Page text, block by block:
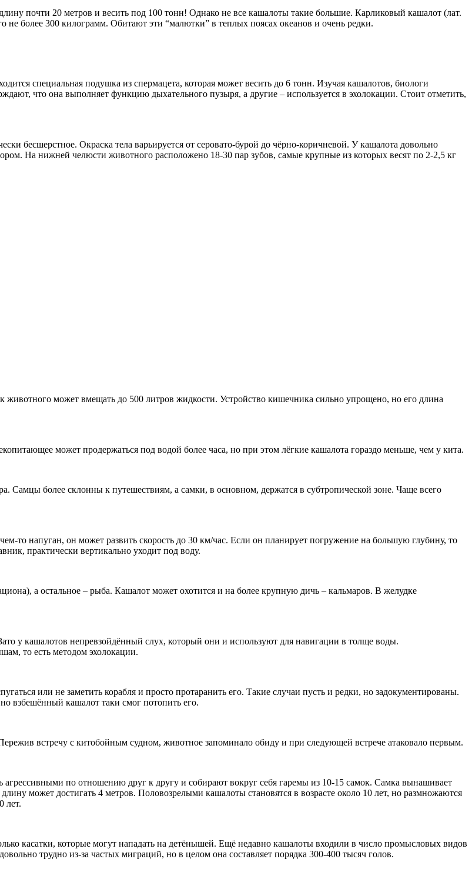
почти 20 метров и весить под 100 тонн! Однако не все кашалоты такие большие. Карликовый кашалот (лат.
не более 300 килограмм. Обитают эти “малютки” в теплых поясах океанов и очень редки.
специальная подушка из спермацета, которая может весить до 6 тонн. Изучая кашалотов, биологи
что она выполняет функцию дыхательного пузыря, а другие – используется в эхолокации. Стоит отметить,
бесшерстное. Окраска тела варьируется от серовато-бурой до чёрно-коричневой. У кашалота довольно
На нижней челюсти животного расположено 18-30 пар зубов, самые крупные из которых весят по 2-2,5 кг
животного может вмещать до 500 литров жидкости. Устройство кишечника сильно упрощено, но его длина
может продержаться под водой более часа, но при этом лёгкие кашалота гораздо меньше, чем у кита.
Самцы более склонны к путешествиям, а самки, в основном, держатся в субтропической зоне. Чаще всего
то напуган, он может развить скорость до 30 км/час. Если он планирует погружение на большую глубину, то
практически вертикально уходит под воду.
а остальное – рыба. Кашалот может охотится и на более крупную дичь – кальмаров. В желудке
у кашалотов непревзойдённый слух, который они и используют для навигации в толще воды.
то есть методом эхолокации.
или не заметить корабля и просто протаранить его. Такие случаи пусть и редки, но задокументированы.
взбешённый кашалот таки смог потопить его.
встречу с китобойным судном, животное запоминало обиду и при следующей встрече атаковало первым.
по отношению друг к другу и собирают вокруг себя гаремы из 10-15 самок. Самка вынашивает
может достигать 4 метров. Половозрелыми кашалоты становятся в возрасте около 10 лет, но размножаются
лет.
касатки, которые могут нападать на детёнышей. Ещё недавно кашалоты входили в число промысловых видов
трудно из-за частых миграций, но в целом она составляет порядка 300-400 тысяч голов.